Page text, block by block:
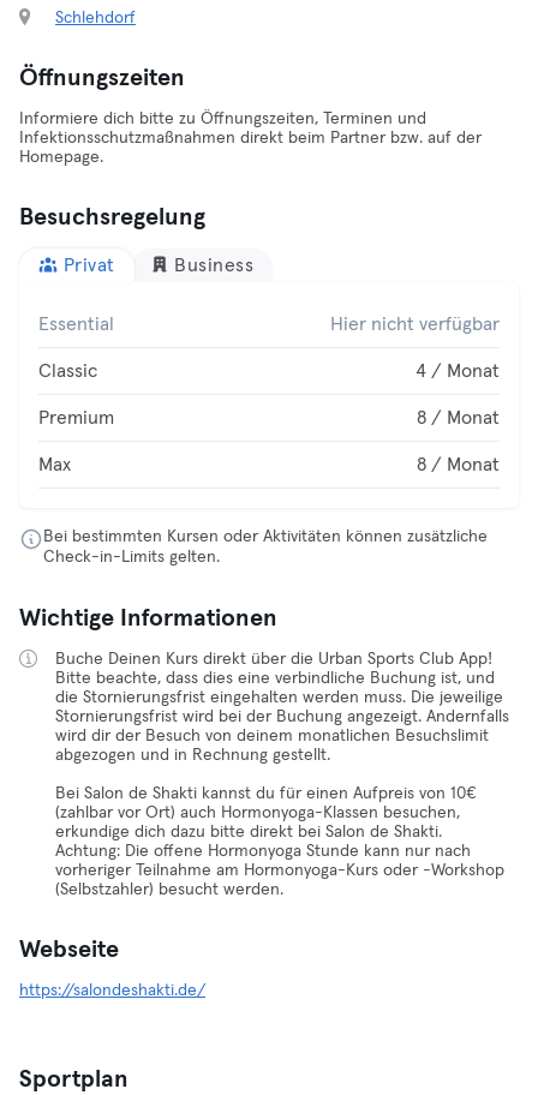
Schlehdorf
Öffnungszeiten
Informiere dich bitte zu Öffnungszeiten, Terminen und
Infektionsschutzmaßnahmen direkt beim Partner bzw. auf der
Homepage.
Besuchsregelung
Privat Business
Essential Hier nicht verfügbar
Classic 4 / Monat
Premium 8 / Monat
Max 8 / Monat
Bei bestimmten Kursen oder Aktivitäten können zusätzliche
Check-in-Limits gelten.
Wichtige Informationen
Buche Deinen Kurs direkt über die Urban Sports Club App!
Bitte beachte, dass dies eine verbindliche Buchung ist, und
die Stornierungsfrist eingehalten werden muss. Die jeweilige
Stornierungsfrist wird bei der Buchung angezeigt. Andernfalls
wird dir der Besuch von deinem monatlichen Besuchslimit
abgezogen und in Rechnung gestellt.
Bei Salon de Shakti kannst du für einen Aufpreis von 10€
(zahlbar vor Ort) auch Hormonyoga-Klassen besuchen,
erkundige dich dazu bitte direkt bei Salon de Shakti.
Achtung: Die offene Hormonyoga Stunde kann nur nach
vorheriger Teilnahme am Hormonyoga-Kurs oder -Workshop
(Selbstzahler) besucht werden.
Webseite
https://salondeshakti.de/
Sportplan